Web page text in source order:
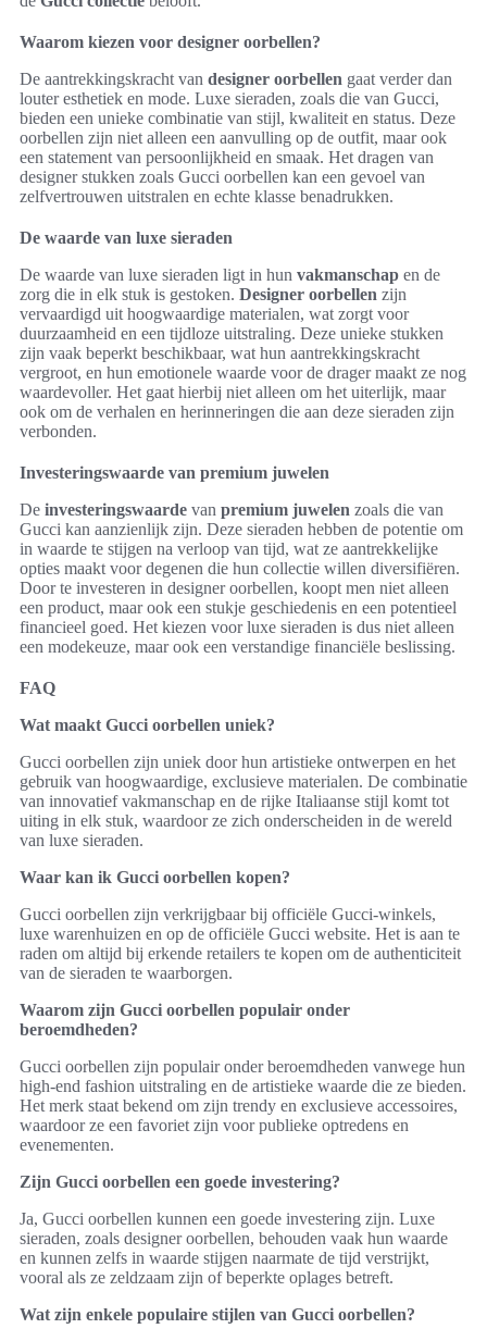
Waarom kiezen voor designer oorbellen?
De aantrekkingskracht van designer oorbellen gaat verder dan
louter esthetiek en mode. Luxe sieraden, zoals die van Gucci,
bieden een unieke combinatie van stijl, kwaliteit en status. Deze
oorbellen zijn niet alleen een aanvulling op de outfit, maar ook
een statement van persoonlijkheid en smaak. Het dragen van
designer stukken zoals Gucci oorbellen kan een gevoel van
zelfvertrouwen uitstralen en echte klasse benadrukken.
De waarde van luxe sieraden
De waarde van luxe sieraden ligt in hun vakmanschap en de
zorg die in elk stuk is gestoken. Designer oorbellen zijn
vervaardigd uit hoogwaardige materialen, wat zorgt voor
duurzaamheid en een tijdloze uitstraling. Deze unieke stukken
zijn vaak beperkt beschikbaar, wat hun aantrekkingskracht
vergroot, en hun emotionele waarde voor de drager maakt ze nog
waardevoller. Het gaat hierbij niet alleen om het uiterlijk, maar
ook om de verhalen en herinneringen die aan deze sieraden zijn
verbonden.
Investeringswaarde van premium juwelen
De investeringswaarde van premium juwelen zoals die van
Gucci kan aanzienlijk zijn. Deze sieraden hebben de potentie om
in waarde te stijgen na verloop van tijd, wat ze aantrekkelijke
opties maakt voor degenen die hun collectie willen diversifiëren.
Door te investeren in designer oorbellen, koopt men niet alleen
een product, maar ook een stukje geschiedenis en een potentieel
financieel goed. Het kiezen voor luxe sieraden is dus niet alleen
een modekeuze, maar ook een verstandige financiële beslissing.
FAQ
Wat maakt Gucci oorbellen uniek?
Gucci oorbellen zijn uniek door hun artistieke ontwerpen en het
gebruik van hoogwaardige, exclusieve materialen. De combinatie
van innovatief vakmanschap en de rijke Italiaanse stijl komt tot
uiting in elk stuk, waardoor ze zich onderscheiden in de wereld
van luxe sieraden.
Waar kan ik Gucci oorbellen kopen?
Gucci oorbellen zijn verkrijgbaar bij officiële Gucci-winkels,
luxe warenhuizen en op de officiële Gucci website. Het is aan te
raden om altijd bij erkende retailers te kopen om de authenticiteit
van de sieraden te waarborgen.
Waarom zijn Gucci oorbellen populair onder
beroemdheden?
Gucci oorbellen zijn populair onder beroemdheden vanwege hun
high-end fashion uitstraling en de artistieke waarde die ze bieden.
Het merk staat bekend om zijn trendy en exclusieve accessoires,
waardoor ze een favoriet zijn voor publieke optredens en
evenementen.
Zijn Gucci oorbellen een goede investering?
Ja, Gucci oorbellen kunnen een goede investering zijn. Luxe
sieraden, zoals designer oorbellen, behouden vaak hun waarde
en kunnen zelfs in waarde stijgen naarmate de tijd verstrijkt,
vooral als ze zeldzaam zijn of beperkte oplages betreft.
Wat zijn enkele populaire stijlen van Gucci oorbellen?